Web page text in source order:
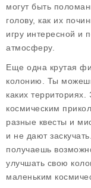
могут быть
голову, как их
игру интересной и
атмосферу.
Еще одна крутая
колонию. Ты
каких
космическим
разные квесты и
и не дают
получаешь
улучшать свою
маленьким